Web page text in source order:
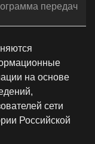
передач
на основе
сети
Российской